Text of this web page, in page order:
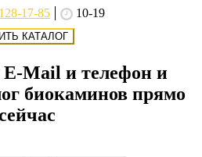
17-85
10-19
КАТАЛОГ
E-Mail и телефон и
биокаминов прямо